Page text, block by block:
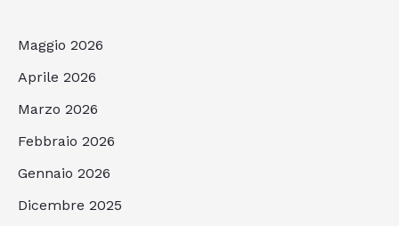
Maggio 2026
Aprile 2026
Marzo 2026
Febbraio 2026
Gennaio 2026
Dicembre 2025